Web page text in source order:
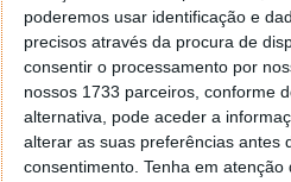
poderemos usar identificação e
precisos através da procura de
consentir o processamento por
nossos 1733 parceiros, conforme
alternativa, pode aceder a
alterar as suas preferências antes
consentimento. Tenha em
Uma novidade para os
primeira vez que um
com vários dedos dobra
totalmente autónoma
de ponta a ponta.